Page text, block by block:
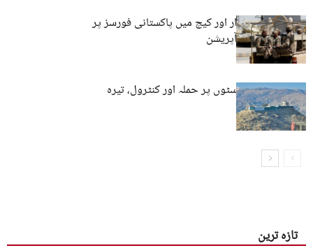
بلوچستان: خضدار اور کیچ میں پاکستانی فورسز پر
حملے اور فوجی آپریشن
کوئٹہ: فورسز پوسٹوں پر حملہ اور کنٹرول، تیرہ
اہلکار ہلاک
تازہ ترین